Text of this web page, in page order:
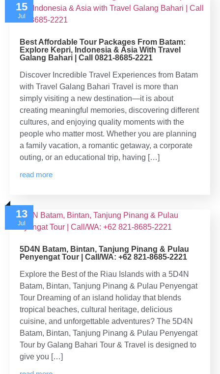
15
Jul
Best Affordable Tour Packages From Batam:
Explore Kepri, Indonesia & Asia With Travel
Galang Bahari | Call 0821-8685-2221
Discover Incredible Travel Experiences from Batam
with Travel Galang Bahari Travel is more than
simply visiting a new destination—it is about
creating meaningful memories, discovering different
cultures, and enjoying quality moments with the
people who matter most. Whether you are planning
a family vacation, a romantic getaway, a corporate
outing, or an educational trip, having […]
read more
13
Jul
5D4N Batam, Bintan, Tanjung Pinang & Pulau
Penyengat Tour | Call/WA: +62 821-8685-2221
Explore the Best of the Riau Islands with a 5D4N
Batam, Bintan, Tanjung Pinang & Pulau Penyengat
Tour Dreaming of an island holiday that blends
tropical beaches, cultural heritage, delicious
cuisine, and unforgettable adventures? The 5D4N
Batam, Bintan, Tanjung Pinang & Pulau Penyengat
Tour by Galang Bahari Tour & Travel is designed to
give you […]